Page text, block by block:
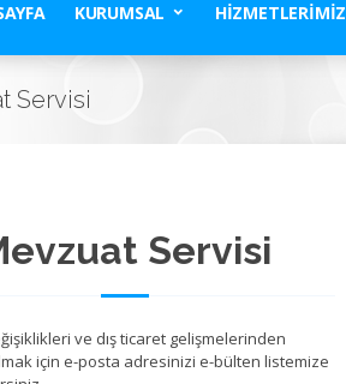
KURUMSAL HIZMETLERIMIZ
Servisi
Servisi
ve dış ticaret gelişmelerinden
için e-posta adresinizi e-bülten listemize